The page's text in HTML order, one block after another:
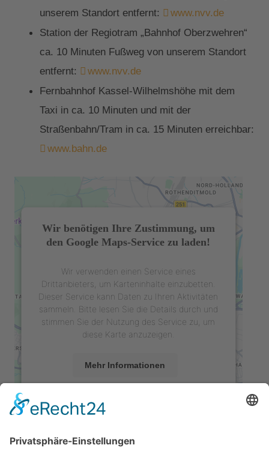
unserem Standort entfernt:
www.nvv.de
Station der Regiotram „Bahnhof Oberzwehren“
ca. 10 Minuten Fußweg von unserem Standort
entfernt:
www.nvv.de
Fernbahnhof Kassel-Wilhelmshöhe mit dem
Taxi in ca. 10 Minuten und mit der
Straßenbahn/Tram in ca. 15 Minuten erreichbar:
www.bahn.de
Wir benötigen Ihre Zustimmung, um
den Google Maps-Service zu laden!
Wir verwenden einen Service eines
Drittanbieters, um Karteninhalte einzubetten.
Dieser Service kann Daten zu Ihren Aktivitäten
sammeln. Bitte lesen Sie die Details durch und
stimmen Sie der Nutzung des Service zu, um
diese Karte anzuzeigen.
Mehr Informationen